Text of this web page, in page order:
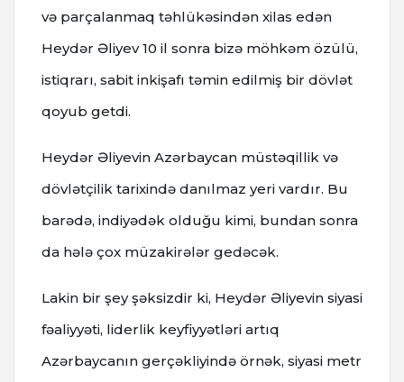
və parçalanmaq təhlükəsindən xilas edən
Heydər Əliyev 10 il sonra bizə möhkəm özülü,
istiqrarı, sabit inkişafı təmin edilmiş bir dövlət
qoyub getdi.
Heydər Əliyevin Azərbaycan müstəqillik və
dövlətçilik tarixində danılmaz yeri vardır. Bu
barədə, indiyədək olduğu kimi, bundan sonra
da hələ çox müzakirələr gedəcək.
Lakin bir şey şəksizdir ki, Heydər Əliyevin siyasi
fəaliyyəti, liderlik keyfiyyətləri artıq
Azərbaycanın gerçəkliyində örnək, siyasi metr